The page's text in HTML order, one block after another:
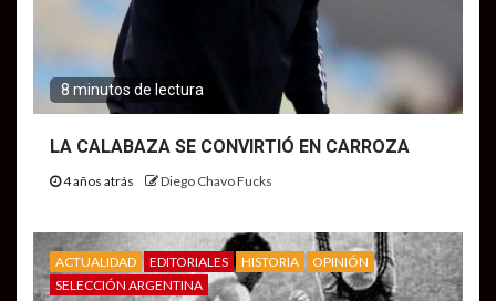
8 minutos de lectura
LA CALABAZA SE CONVIRTIÓ EN CARROZA
4 años atrás Diego Chavo Fucks
ACTUALIDAD EDITORIALES HISTORIA
OPINIÓN
SELECCIÓN ARGENTINA